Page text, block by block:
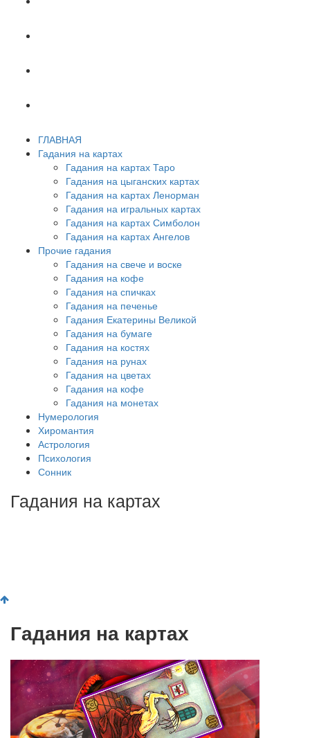
ГЛАВНАЯ
Гадания на картах
Гадания на картах Таро
Гадания на цыганских картах
Гадания на картах Ленорман
Гадания на игральных картах
Гадания на картах Симболон
Гадания на картах Ангелов
Прочие гадания
Гадания на свече и воске
Гадания на кофе
Гадания на спичках
Гадания на печенье
Гадания Екатерины Великой
Гадания на бумаге
Гадания на костях
Гадания на рунах
Гадания на цветах
Гадания на кофе
Гадания на монетах
Нумерология
Хиромантия
Астрология
Психология
Сонник
Гадания на картах
Гадания на картах